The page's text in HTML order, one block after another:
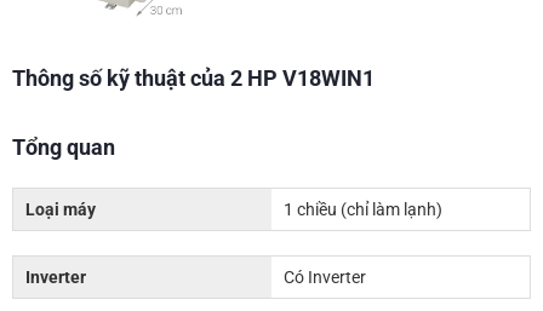
Thông số kỹ thuật của 2 HP V18WIN1
Tổng quan
Loại máy 1 chiều (chỉ làm lạnh)
Inverter Có Inverter